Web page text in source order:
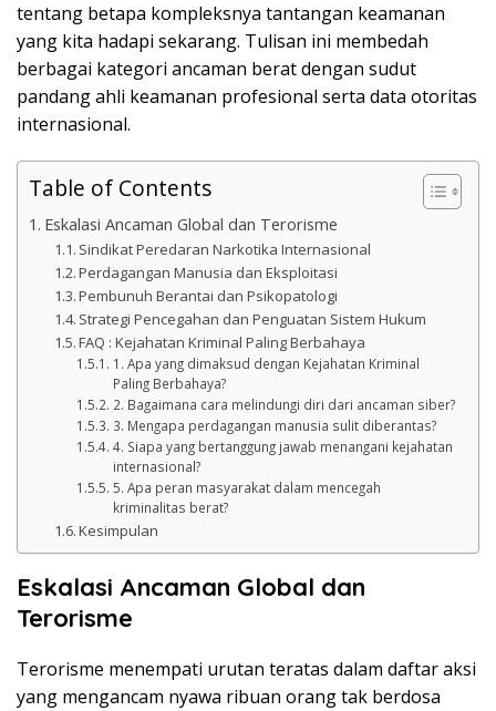
tentang betapa kompleksnya tantangan keamanan
yang kita hadapi sekarang. Tulisan ini membedah
berbagai kategori ancaman berat dengan sudut
pandang ahli keamanan profesional serta data otoritas
internasional.
Table of Contents
Eskalasi Ancaman Global dan Terorisme
Sindikat Peredaran Narkotika Internasional
Perdagangan Manusia dan Eksploitasi
Pembunuh Berantai dan Psikopatologi
Strategi Pencegahan dan Penguatan Sistem Hukum
FAQ : Kejahatan Kriminal Paling Berbahaya
1. Apa yang dimaksud dengan Kejahatan Kriminal
Paling Berbahaya?
2. Bagaimana cara melindungi diri dari ancaman siber?
3. Mengapa perdagangan manusia sulit diberantas?
4. Siapa yang bertanggung jawab menangani kejahatan
internasional?
5. Apa peran masyarakat dalam mencegah
kriminalitas berat?
Kesimpulan
Eskalasi Ancaman Global dan
Terorisme
Terorisme menempati urutan teratas dalam daftar aksi
yang mengancam nyawa ribuan orang tak berdosa